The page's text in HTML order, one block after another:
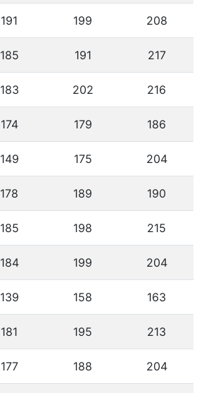
191 199 208
185 191 217
183 202 216
174 179 186
149 175 204
178 189 190
185 198 215
184 199 204
139 158 163
181 195 213
177 188 204